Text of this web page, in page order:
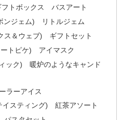
トボックス バスアート
ンジェム) リトルジェム
ス＆ウェブ) ギフトセット
トピケ) アイマスク
ック) 暖炉のようなキャンド
ラーアイス
イスティング) 紅茶アソート